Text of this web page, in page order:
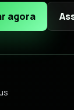
agora